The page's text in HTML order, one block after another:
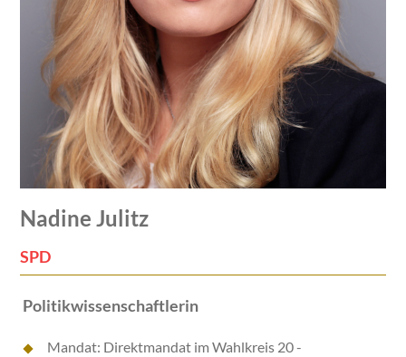
Nadine Julitz
SPD
Politikwissenschaftlerin
Mandat: Direktmandat im Wahlkreis 20 -